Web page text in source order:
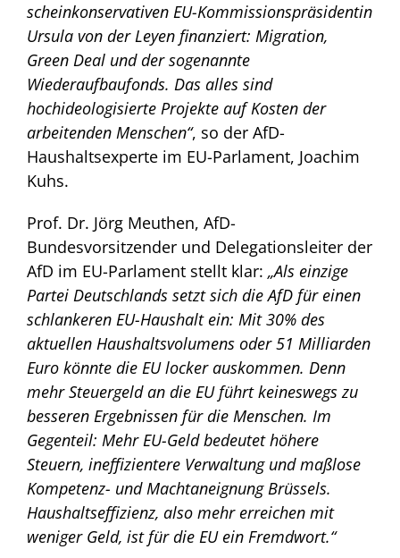
scheinkonservativen EU-Kommissionspräsidentin
Ursula von der Leyen finanziert: Migration,
Green Deal und der sogenannte
Wiederaufbaufonds. Das alles sind
hochideologisierte Projekte auf Kosten der
arbeitenden Menschen“, so der AfD-
Haushaltsexperte im EU-Parlament, Joachim
Kuhs.
Prof. Dr. Jörg Meuthen, AfD-
Bundesvorsitzender und Delegationsleiter der
AfD im EU-Parlament stellt klar: „Als einzige
Partei Deutschlands setzt sich die AfD für einen
schlankeren EU-Haushalt ein: Mit 30% des
aktuellen Haushaltsvolumens oder 51 Milliarden
Euro könnte die EU locker auskommen. Denn
mehr Steuergeld an die EU führt keineswegs zu
besseren Ergebnissen für die Menschen. Im
Gegenteil: Mehr EU-Geld bedeutet höhere
Steuern, ineffizientere Verwaltung und maßlose
Kompetenz- und Machtaneignung Brüssels.
Haushaltseffizienz, also mehr erreichen mit
weniger Geld, ist für die EU ein Fremdwort.“